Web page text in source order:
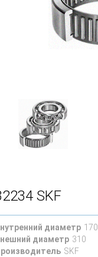
SKF
диаметр 170
диаметр 310
SKF